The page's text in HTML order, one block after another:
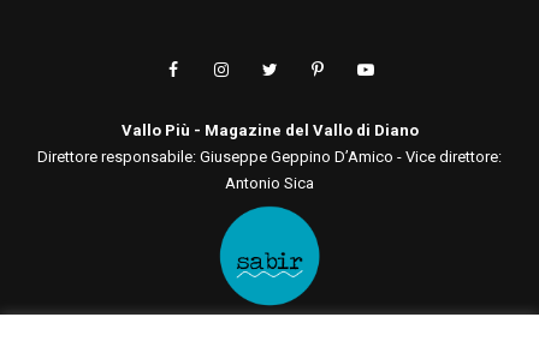
Vallo Più - Magazine del Vallo di Diano
Direttore responsabile: Giuseppe Geppino D’Amico - Vice direttore:
Antonio Sica